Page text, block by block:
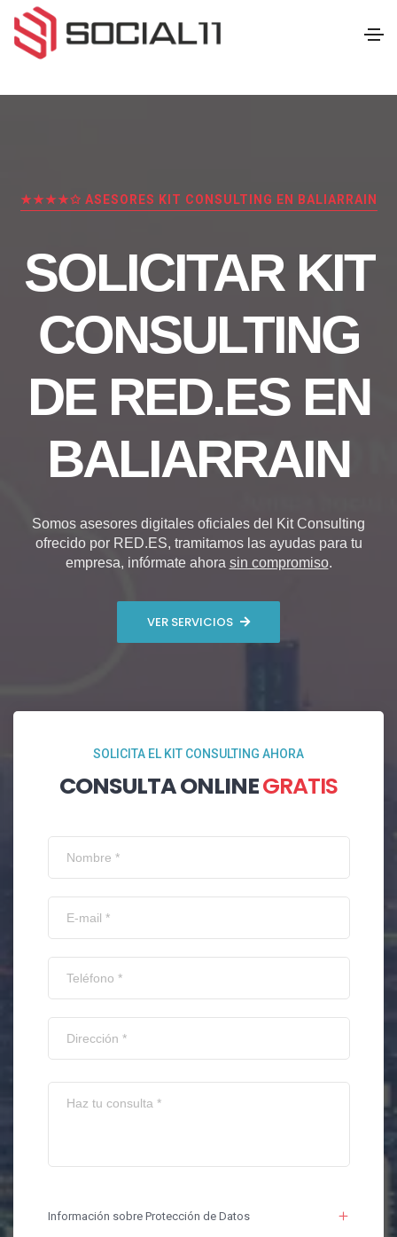
★★★★✩ ASESORES KIT CONSULTING EN BALIARRAIN
SOLICITAR KIT
CONSULTING
DE RED.ES EN
BALIARRAIN
Somos asesores digitales oficiales del Kit Consulting
ofrecido por RED.ES, tramitamos las ayudas para tu
empresa, infórmate ahora sin compromiso.
VER SERVICIOS
SOLICITA EL KIT CONSULTING AHORA
CONSULTA ONLINEGRATIS
Información sobre Protección de Datos